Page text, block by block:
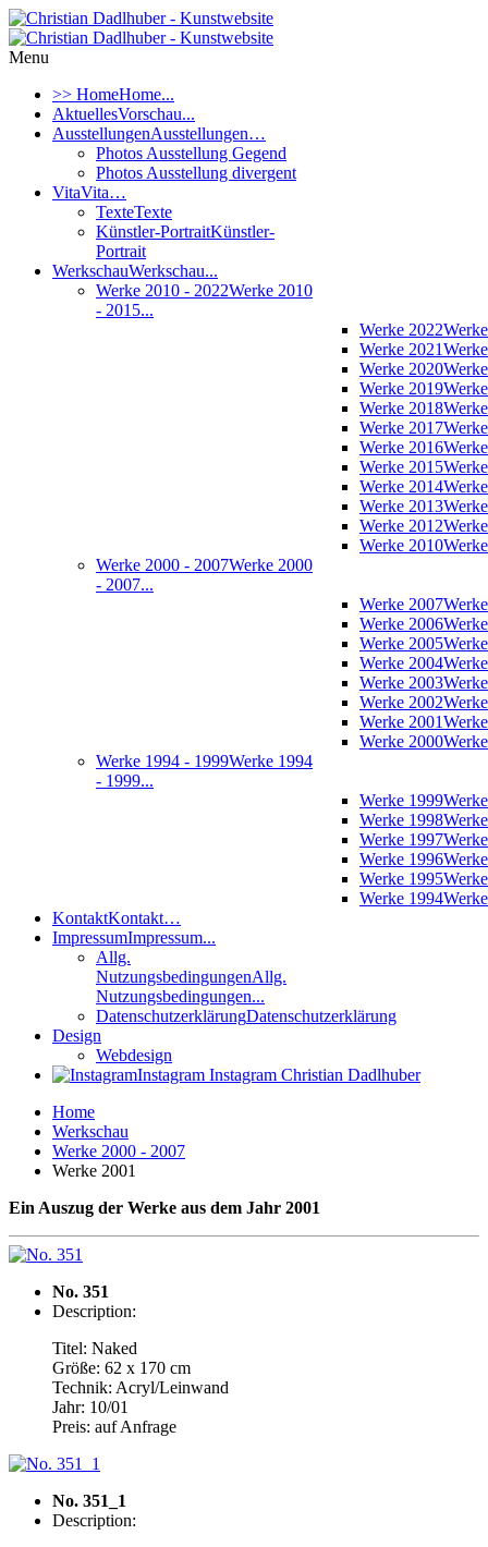
Menu
>> HomeHome...
AktuellesVorschau...
AusstellungenAusstellungen…
Photos Ausstellung Gegend
Photos Ausstellung divergent
VitaVita…
TexteTexte
Künstler-PortraitKünstler-
Portrait
WerkschauWerkschau...
Werke 2010 - 2022Werke 2010
- 2015...
Werke 2022
Werke 2021
Werke 2020
Werke 2019
Werke 2018
Werke 2017
Werke 2016
Werke 2015
Werke 2014
Werke 2013
Werke 2012
Werke 2010
Werke 2000 - 2007Werke 2000
- 2007...
Werke 2007
Werke 2006
Werke 2005
Werke 2004
Werke 2003
Werke 2002
Werke 2001
Werke 2000
Werke 1994 - 1999Werke 1994
- 1999...
Werke 1999
Werke 1998
Werke 1997
Werke 1996
Werke 1995
Werke 1994
KontaktKontakt…
ImpressumImpressum...
Allg.
NutzungsbedingungenAllg.
Nutzungsbedingungen...
DatenschutzerklärungDatenschutzerklärung
Design
Webdesign
Instagram Instagram Christian Dadlhuber
Home
Werkschau
Werke 2000 - 2007
Werke 2001
Ein Auszug der Werke aus dem Jahr 2001
No. 351
Description:
Titel: Naked
Größe: 62 x 170 cm
Technik: Acryl/Leinwand
Jahr: 10/01
Preis: auf Anfrage
No. 351_1
Description: